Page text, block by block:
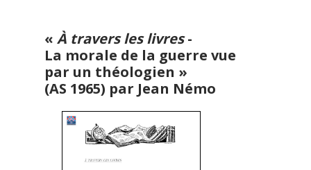
« À travers les livres-
La morale de la guerre vue
par un théologien »
(AS 1965) par Jean Némo